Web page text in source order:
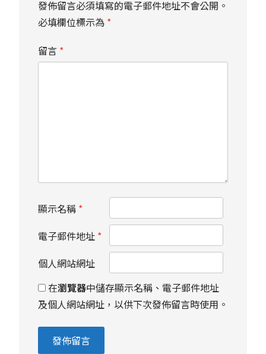
發佈留言必須填寫的電子郵件地址不會公開。
必填欄位標示為 *
留言 *
顯示名稱 *
電子郵件地址 *
個人網站網址
在瀏覽器中儲存顯示名稱、電子郵件地址
及個人網站網址，以供下次發佈留言時使用。